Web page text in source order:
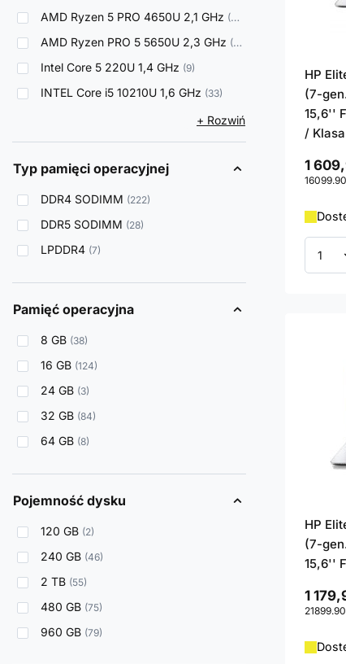
AMD Ryzen 5 PRO 4650U 2,1 GHz 39
AMD Ryzen PRO 5 5650U 2,3 GHz 61
Intel Core 5 220U 1,4 GHz 9
INTEL Core i5 10210U 1,6 GHz 33
+ Rozwiń
Typ pamięci operacyjnej
DDR4 SODIMM 222
DDR5 SODIMM 28
LPDDR4 7
Pamięć operacyjna
8 GB 38
16 GB 124
24 GB 3
32 GB 84
64 GB 8
Pojemność dysku
120 GB 2
240 GB 46
2 TB 55
480 GB 75
960 GB 79
HP
(7-
15,6''
/
1
16099.90
HP
(7-
15,6''
1
21899.90